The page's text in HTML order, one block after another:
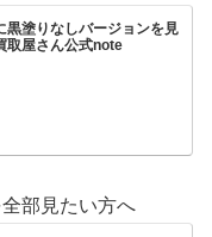
黒塗りなしバージョンを見
取屋さん公式note
部見たい方へ